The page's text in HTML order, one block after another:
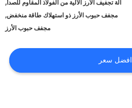
آلة تجفيف الأرز الآلية من الفولاذ المقاوم للصدأ
مجفف حبوب الأرز ذو استهلاك طاقة منخفض,
مجفف حبوب الأرز
افضل سعر